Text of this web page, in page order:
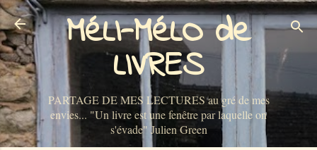
Accéder au contenu principal
MéLI-MéLO de
LIVRES
PARTAGE DE MES LECTURES au gré de mes
envies... "Un livre est une fenêtre par laquelle on
s'évade" Julien Green